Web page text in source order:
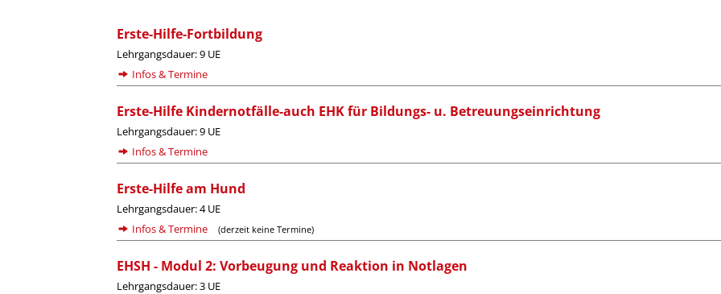
Erste-Hilfe-Fortbildung
Lehrgangsdauer: 9 UE
Infos & Termine
Erste-Hilfe Kindernotfälle-auch EHK für Bildungs- u. Betreuungseinrichtung
Lehrgangsdauer: 9 UE
Infos & Termine
Erste-Hilfe am Hund
Lehrgangsdauer: 4 UE
Infos & Termine
(derzeit keine Termine)
EHSH - Modul 2: Vorbeugung und Reaktion in Notlagen
Lehrgangsdauer: 3 UE